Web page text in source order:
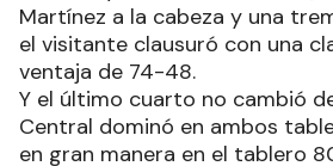
Martínez a la cabeza y una
el visitante clausuró con una
ventaja de 74-48.
Y el último cuarto no cambió
Central dominó en ambos
en gran manera en el tablero